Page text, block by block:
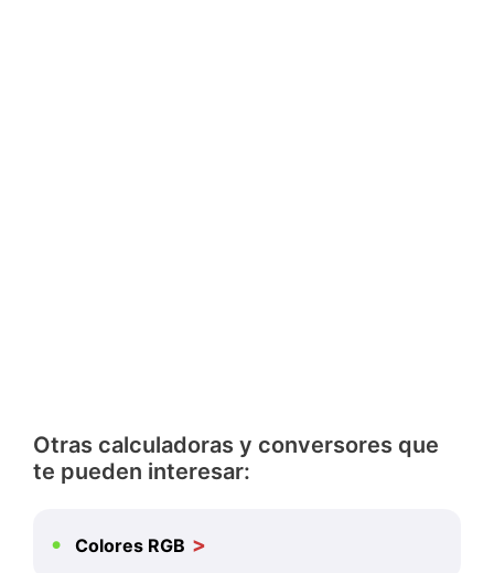
Otras calculadoras y conversores que
te pueden interesar:
Colores RGB